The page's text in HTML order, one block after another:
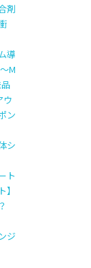
剤
導
M
ウ
ン
シ
ト
】
ジ